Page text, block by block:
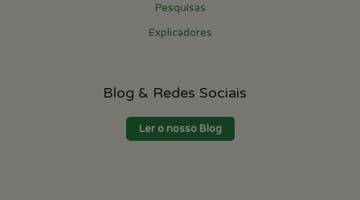
Pesquisas
Explicadores
Blog & Redes Sociais
Ler o nosso Blog